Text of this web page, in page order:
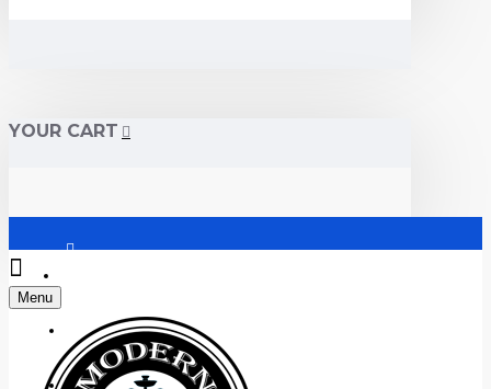
YOUR CART
Регистрация
+38 (095) 945 04 33
Menu